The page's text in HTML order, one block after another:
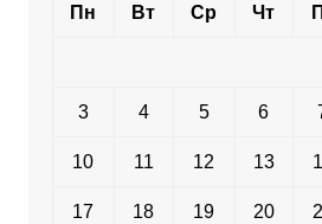
Пн Вт Ср Чт
3 4 5 6
10 11 12 13
17 18 19 20